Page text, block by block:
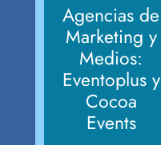
Agencias de
Marketing y
Medios:
Eventoplus y
Cocoa
Events